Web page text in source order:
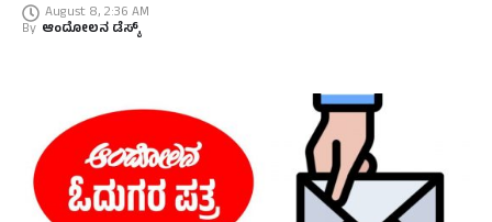
August 8, 2:36 AM
By ಆಂದೋಲನ ಡೆಸ್ಕ್